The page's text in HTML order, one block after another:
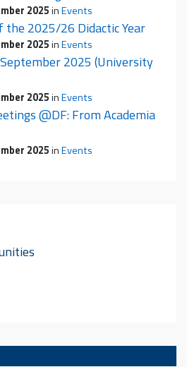
2025inEvents
the 2025/26 Didactic Year
2025inEvents
2025 (University
2025inEvents
@DF: From Academia
2025inEvents